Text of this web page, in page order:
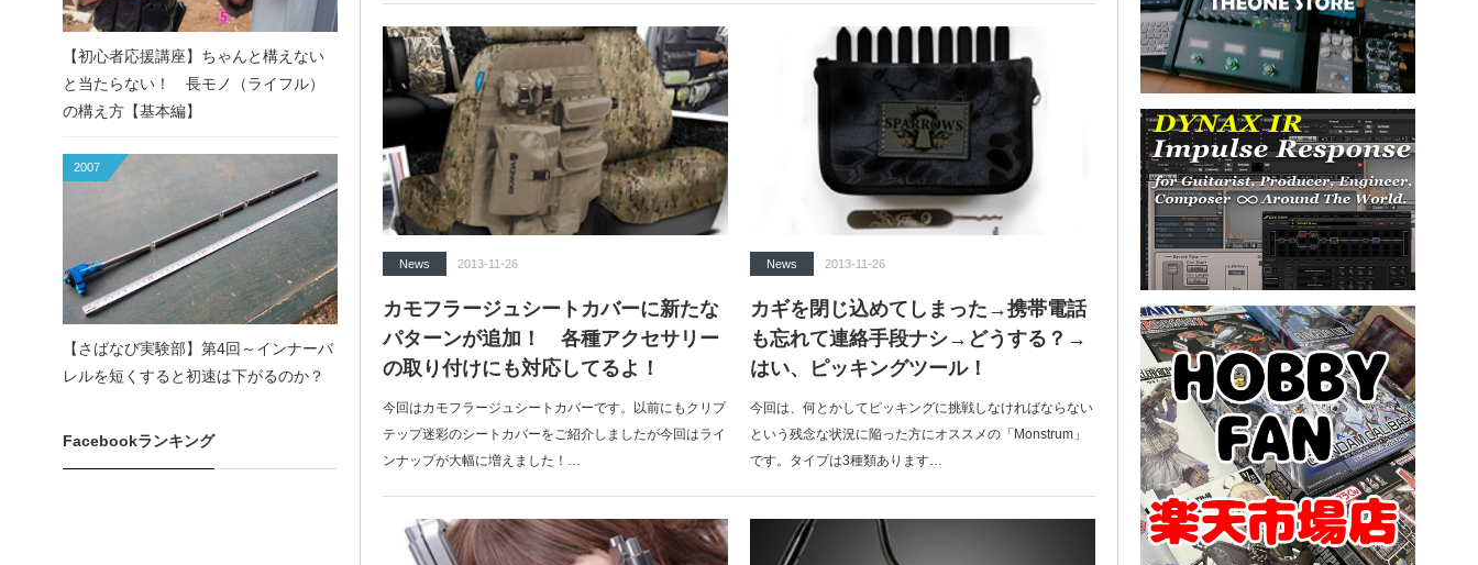
News 2013-11-26
カモフラージュシートカバーに新たな
パターンが追加！ 各種アクセサリー
の取り付けにも対応してるよ！
今回はカモフラージュシートカバーです。以前にもクリプ
テップ迷彩のシートカバーをご紹介しましたが今回はライ
ンナップが大幅に増えました！…
News 2013-11-26
カギを閉じ込めてしまった→携帯電話
も忘れて連絡手段ナシ→どうする？→
はい、ピッキングツール！
今回は、何とかしてピッキングに挑戦しなければならない
という残念な状況に陥った方にオススメの「Monstrum」
です。タイプは3種類あります…
【初心者応援講座】ちゃんと構えない
と当たらない！ 長モノ（ライフル）
の構え方【基本編】
2007
【さばなび実験部】第4回～インナーバ
レルを短くすると初速は下がるのか？
Facebookランキング